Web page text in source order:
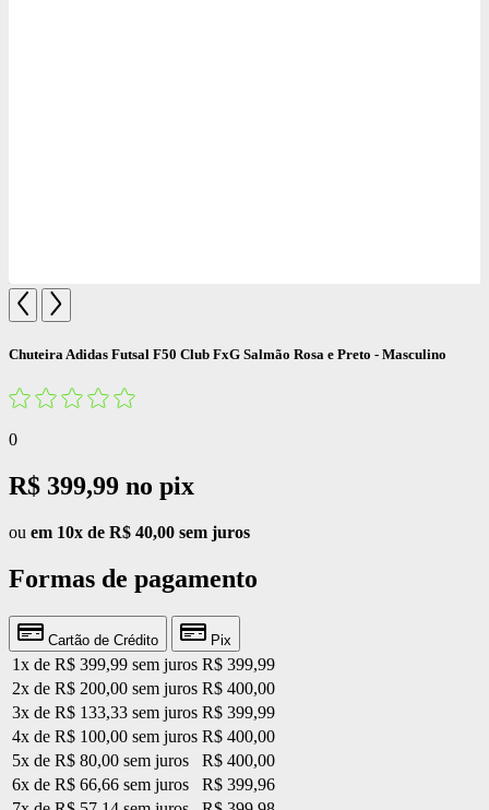
Chuteira Adidas Futsal F50 Club FxG Salmão Rosa e Preto - Masculino
0
R$ 399,99 no pix
ou em 10x de R$ 40,00 sem juros
Formas de pagamento
Cartão de Crédito Pix
1x de R$ 399,99 sem juros R$ 399,99
2x de R$ 200,00 sem juros R$ 400,00
3x de R$ 133,33 sem juros R$ 399,99
4x de R$ 100,00 sem juros R$ 400,00
5x de R$ 80,00 sem juros
R$ 400,00
6x de R$ 66,66 sem juros
R$ 399,96